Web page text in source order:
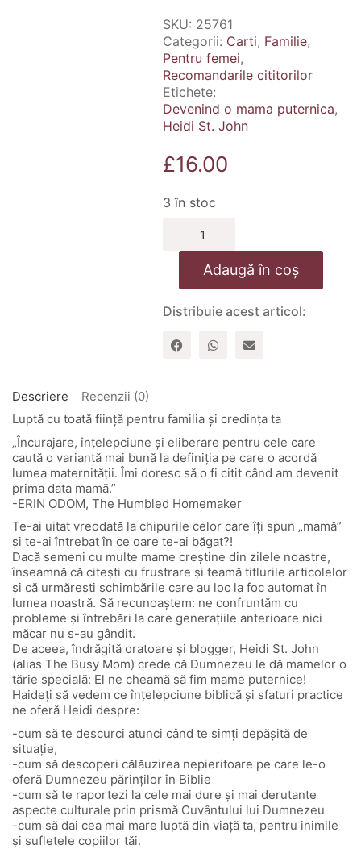
SKU: 25761
Categorii: Carti, Familie,
Pentru femei,
Recomandarile cititorilor
Etichete:
Devenind o mama puternica,
Heidi St. John
£16.00
3 în stoc
Devenind
puternica
Adaugă în coș
Distribuie acest articol:
Descriere
Recenzii (0)
Luptă cu toată ființă pentru familia și credința ta
„Încurajare, înțelepciune și eliberare pentru cele care
caută o variantă mai bună la definiția pe care o acordă
lumea maternității. Îmi doresc să o fi citit când am devenit
prima data mamă.”
-ERIN ODOM, The Humbled Homemaker
Te-ai uitat vreodată la chipurile celor care îți spun „mamă”
și te-ai întrebat în ce oare te-ai băgat?!
Dacă semeni cu multe mame creștine din zilele noastre,
înseamnă că citești cu frustrare și teamă titlurile articolelor
și că urmărești schimbările care au loc la foc automat în
lumea noastră. Să recunoaștem: ne confruntăm cu
probleme și întrebări la care generațiile anterioare nici
măcar nu s-au gândit.
De aceea, îndrăgită oratoare și blogger, Heidi St. John
(alias The Busy Mom) crede că Dumnezeu le dă mamelor o
tărie specială: El ne cheamă să fim mame puternice!
Haideți să vedem ce înțelepciune biblică și sfaturi practice
ne oferă Heidi despre:
-cum să te descurci atunci când te simți depășită de
situație,
-cum să descoperi călăuzirea nepieritoare pe care le-o
oferă Dumnezeu părinților în Biblie
-cum să te raportezi la cele mai dure și mai derutante
aspecte culturale prin prismă Cuvântului lui Dumnezeu
-cum să dai cea mai mare luptă din viață ta, pentru inimile
și sufletele copiilor tăi.